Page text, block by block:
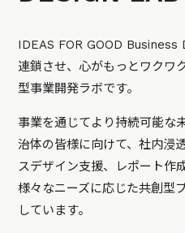
IDEAS FOR GOOD
連鎖させ、心がもっとワクワ
型事業開発ラボです。
事業を通じてより持続可能な
治体の皆様に向けて、社内浸
スデザイン支援、レポート作
様々なニーズに応じた共創型
しています。